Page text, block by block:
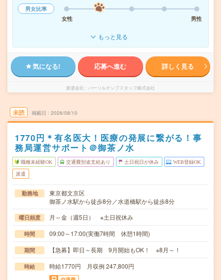
男女比率
女性
男性
もっと見る
気になる! 応募へ進む 詳しく見る
派遣会社 パーソルテンプスタッフ株式会社
未読 掲載日 2026/08/10
1770円＊有名医大！医療の発展に繋がる！事
務局運営サポート＠御茶ノ水
職種未経験OK 交通費別途支給あり 土日祝日が休み WEB登録OK
派遣
勤務地
東京都文京区
御茶ノ水駅から徒歩8分／水道橋駅から徒歩8分
曜日頻度 月～金（週5日） ※土日祝休み
時間 09:00～17:00(実働7時間 休憩1時間)
期間 【急募】即日～長期 9月開始もOK！ ※8月～！
時給 時給1770円 月収例 247,800円